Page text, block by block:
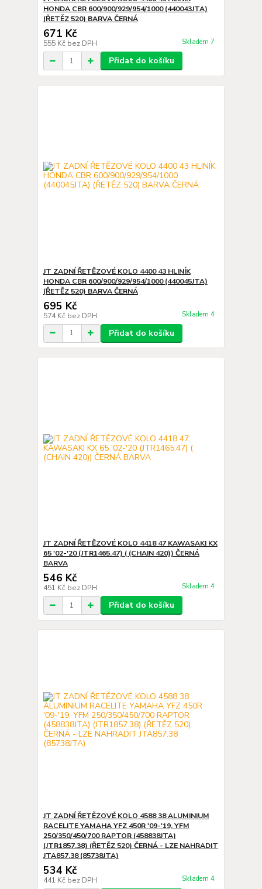
HONDA CBR 600/900/929/954/1000 (440043JTA)
(ŘETĚZ 520) BARVA ČERNÁ
671 Kč
555 Kč bez DPH Skladem 7
Přidat do košíku
JT ZADNÍ ŘETĚZOVÉ KOLO 4400 43 HLINÍK
HONDA CBR 600/900/929/954/1000 (440045JTA)
(ŘETĚZ 520) BARVA ČERNÁ
695 Kč
574 Kč bez DPH Skladem 4
Přidat do košíku
JT ZADNÍ ŘETĚZOVÉ KOLO 4418 47 KAWASAKI KX
65 '02-'20 (JTR1465.47) ( (CHAIN 420)) ČERNÁ
BARVA
546 Kč
451 Kč bez DPH Skladem 4
Přidat do košíku
JT ZADNÍ ŘETĚZOVÉ KOLO 4588 38 ALUMINIUM
RACELITE YAMAHA YFZ 450R '09-'19, YFM
250/350/450/700 RAPTOR (458838JTA)
(JTR1857.38) (ŘETĚZ 520) ČERNÁ - LZE NAHRADIT
JTA857.38 (85738JTA)
534 Kč
441 Kč bez DPH Skladem 4